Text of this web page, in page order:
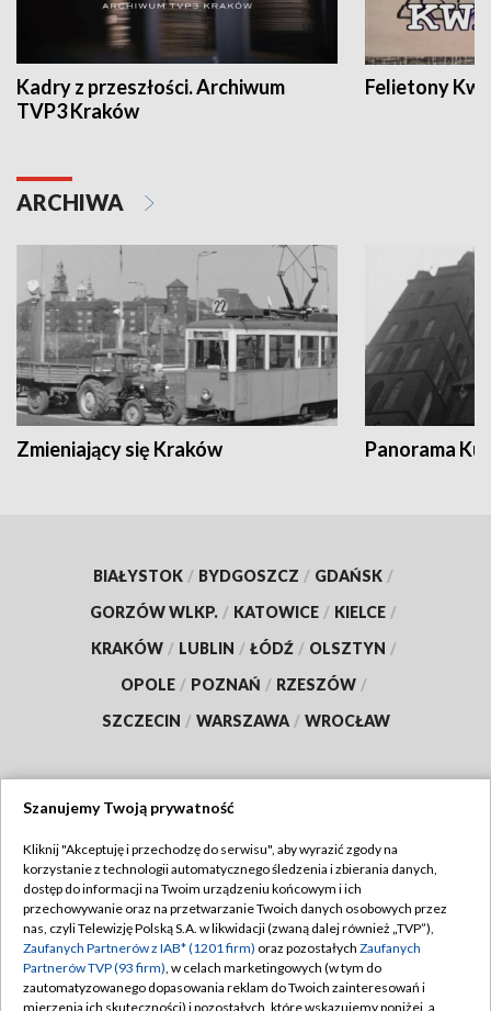
Kadry z przeszłości. Archiwum
TVP3 Kraków
Felietony
ARCHIWA
Zmieniający się Kraków Panorama
BIAŁYSTOK / BYDGOSZCZ / GDAŃSK /
GORZÓW WLKP. / KATOWICE / KIELCE /
KRAKÓW / LUBLIN / ŁÓDŹ / OLSZTYN /
OPOLE / POZNAŃ / RZESZÓW /
SZCZECIN / WARSZAWA / WROCŁAW
TVP
Abonament TVP
Emisja w TVP
Centrum informacji TVP
Regulamin TVP
Polityka prywatności
Moje zgody
Szanujemy Twoją prywatność
Kliknij "Akceptuję i przechodzę do serwisu", aby wyrazić zgody na
korzystanie z technologii automatycznego śledzenia i zbierania danych,
dostęp do informacji na Twoim urządzeniu końcowym i ich
przechowywanie oraz na przetwarzanie Twoich danych osobowych przez
nas, czyli Telewizję Polską S.A. w likwidacji (zwaną dalej również „TVP”),
Zaufanych Partnerów z IAB* (1201 firm) oraz pozostałych Zaufanych
Partnerów TVP (93 firm), w celach marketingowych (w tym do
zautomatyzowanego dopasowania reklam do Twoich zainteresowań i
mierzenia ich skuteczności) i pozostałych, które wskazujemy poniżej, a